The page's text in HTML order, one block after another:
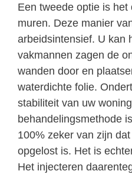
Een tweede optie is
muren. Deze manier
arbeidsintensief. U kan
vakmannen zagen de
wanden door en
waterdichte folie.
stabiliteit van uw
behandelingsmethode
100% zeker van zijn
opgelost is. Het is
Het injecteren